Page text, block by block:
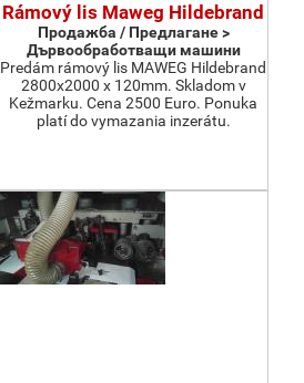
Rámový lis Maweg Hildebrand
Продажба / Предлагане >
Дървообработващи машини
Predám rámový lis MAWEG Hildebrand
2800x2000 x 120mm. Skladom v
Kežmarku. Cena 2500 Euro. Ponuka
platí do vymazania inzerátu.